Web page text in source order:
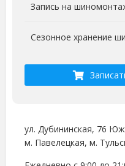
Запись на
Сезонное хранение
ул. Дубининская, 76
м. Павелецкая, м.